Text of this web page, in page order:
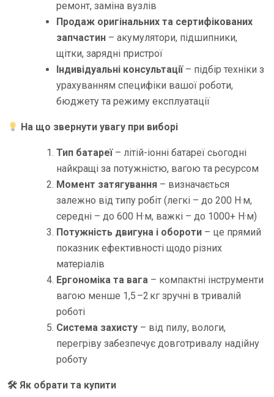
ремонт, заміна вузлів
Продаж оригінальних та сертифікованих
запчастин – акумулятори, підшипники,
щітки, зарядні пристрої
Індивідуальні консультації– підбір техніки з
урахуванням специфіки вашої роботи,
бюджету та режиму експлуатації
На що звернути увагу при виборі
Тип батареї– літій-іонні батареї сьогодні
найкращі за потужністю, вагою та ресурсом
Момент затягування – визначається
залежно від типу робіт (легкі – до 200 Н·м,
середні – до 600 Н·м, важкі – до 1000+ Н·м)
Потужність двигуна і обороти – це прямий
показник ефективності щодо різних
матеріалів
Ергономіка та вага – компактні інструменти
вагою менше 1,5 –2 кг зручні в тривалій
роботі
Система захисту – від пилу, вологи,
перегріву забезпечує довготривалу надійну
роботу
🛠 Як обрати та купити